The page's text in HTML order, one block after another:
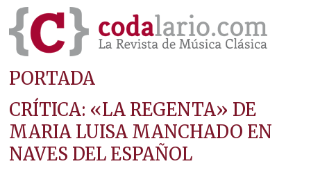
PORTADA
CRÍTICA: «LA REGENTA» DE
MARIA LUISA MANCHADO EN
NAVES DEL ESPAÑOL